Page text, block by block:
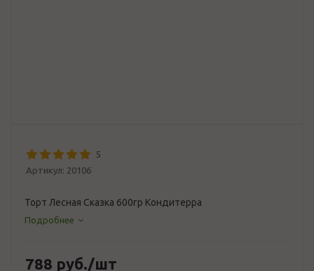
5
Артикул: 20106
Торт Лесная Сказка 600гр Кондитерра
Подробнее
788 руб./шт